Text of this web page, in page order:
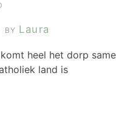
BY Laura
heel het dorp
land is